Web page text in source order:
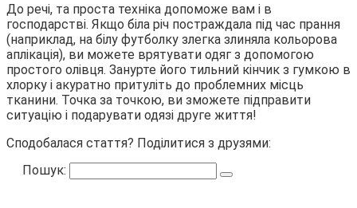
До речі, та проста техніка допоможе вам і в
господарстві. Якщо біла річ постраждала під час прання
(наприклад, на білу футболку злегка злиняла кольорова
аплікація), ви можете врятувати одяг з допомогою
простого олівця. Занурте його тильний кінчик з гумкою в
хлорку і акуратно притуліть до проблемних місць
тканини. Точка за точкою, ви зможете підправити
ситуацію і подарувати одязі друге життя!
Сподобалася стаття? Поділитися з друзями:
Пошук: